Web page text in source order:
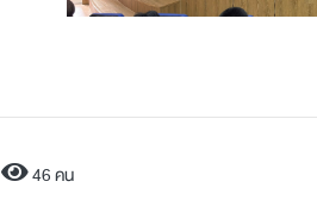
46 คน